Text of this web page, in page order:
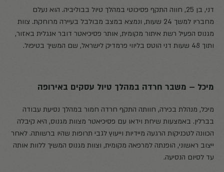
דני, בן 25, חווה התקף פסיכוטי במהלך טיול בבוליביה. הוא נעלם
מחבריו למשך 24 שעות, ונמצא במצב מבולבל בעיירה מרוחקת. צוות
מגנוס הפעיל רשת איתור מקומית, אותר פסיכיאטר דובר אנגלית באזור,
ותוך 48 שעות דני הוטס בליווי פרמדיק לישראל, שם המשיך בטיפול.
מיכל – משבר חרדה במהלך טיול עסקים באירופה
מיכל, מנהלת בכירה, חוותה התקף חרדה חמור במהלך נסיעת עבודה
בברלין. באמצעות שיחת וידאו עם פסיכיאטר מצוות מגנוס, היא קיבלה
הכוונה לטכניקות הרגעה מיידיות וייעוץ לגבי תרופות שהיו ברשותה. לאחר
ייצוב ראשוני, הופנתה למרפאה מקומית, וצוות מגנוס המשיך ללוות אותה
עד לסיום הנסיעה.